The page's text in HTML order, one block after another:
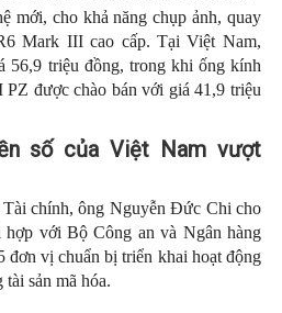
mới, cho khả năng chụp ảnh, quay
Mark III cao cấp. Tại Việt Nam,
56,9 triệu đồng, trong khi ống kính
được chào bán với giá 41,9 triệu
số của Việt Nam vượt
chính, ông Nguyễn Đức Chi cho
với Bộ Công an và Ngân hàng
đơn vị chuẩn bị triển khai hoạt động
sản mã hóa.